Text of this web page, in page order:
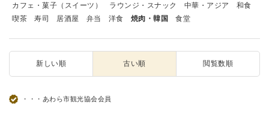
カフェ・菓子（スイーツ）
ラウンジ・スナック 中華・アジア
和食
喫茶
寿司 居酒屋 弁当 洋食 焼肉・韓国 食堂
新しい順 古い順 閲覧数順
・・・あわら市観光協会会員